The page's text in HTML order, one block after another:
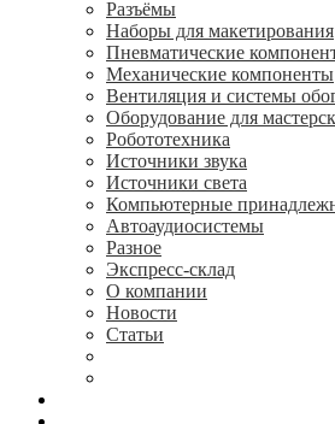
Разъёмы
Наборы для макетирования
Пневматические
Механические компоненты
Вентиляция и системы
Оборудование для
Робототехника
Источники звука
Источники света
Компьютерные
Автоаудиосистемы
Разное
Экспресс-склад
О компании
Новости
Статьи